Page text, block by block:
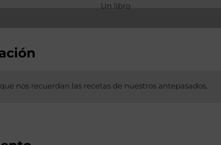
Un libro
nos recuerdan las recetas de nuestros antepasados.